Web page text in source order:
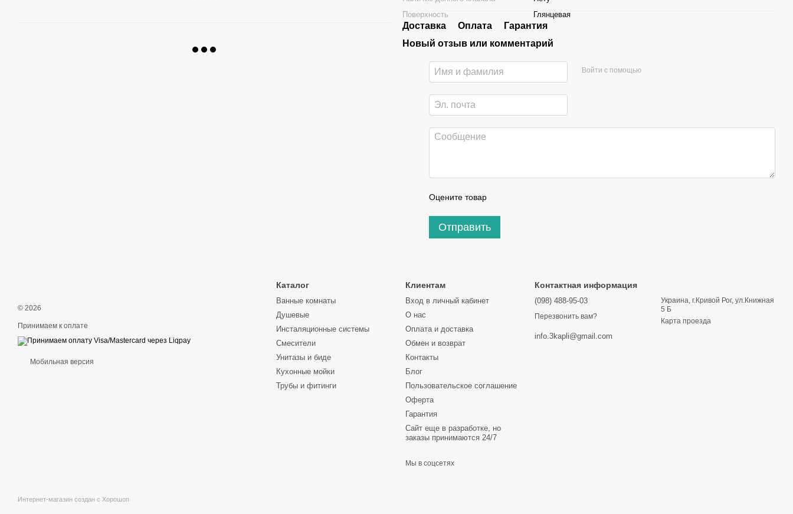
Поверхность
Глянцевая
Доставка Оплата
Гарантия
Новый отзыв или комментарий
Войти с помощью
Оцените товар
Отправить
© 2026
Принимаем к оплате
Мобильная версия
Интернет-магазин создан с Хорошоп
Каталог
Ванные комнаты
Душевые
Инсталяционные системы
Смесители
Унитазы и биде
Кухонные мойки
Трубы и фитинги
Клиентам
Вход в личный кабинет
О нас
Оплата и доставка
Обмен и возврат
Контакты
Блог
Пользовательское соглашение
Оферта
Гарантия
Сайт еще в разработке, но
заказы принимаются 24/7
Мы в соцсетях
Контактная информация
(098) 488-95-03
Перезвонить вам?
info.3kapli@gmail.com
Украина, г.Кривой Рог, ул.Книжная
5 Б
Карта проезда